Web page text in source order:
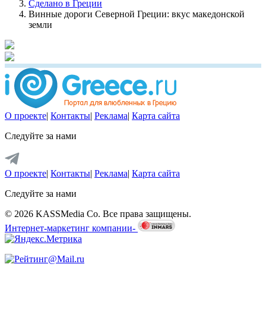
Сделано в Греции
Винные дороги Северной Греции: вкус македонской
земли
О проекте| Контакты| Реклама| Карта сайта
Следуйте за нами
О проекте| Контакты| Реклама| Карта сайта
Следуйте за нами
© 2026 KASSMedia Co. Все права защищены.
Интернет-маркетинг компании-